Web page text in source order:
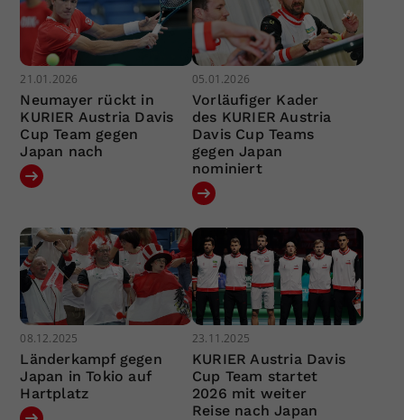
21.01.2026
Neumayer rückt in
KURIER Austria Davis
Cup Team gegen
Japan nach
05.01.2026
Vorläufiger Kader
des KURIER Austria
Davis Cup Teams
gegen Japan
nominiert
08.12.2025
Länderkampf gegen
Japan in Tokio auf
Hartplatz
23.11.2025
KURIER Austria Davis
Cup Team startet
2026 mit weiter
Reise nach Japan